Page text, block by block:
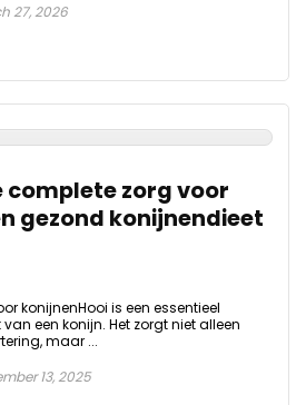
27, 2026
complete zorg voor
gezond konijnendieet
konijnenHooi is een essentieel
een konijn. Het zorgt niet alleen
maar ...
13, 2025